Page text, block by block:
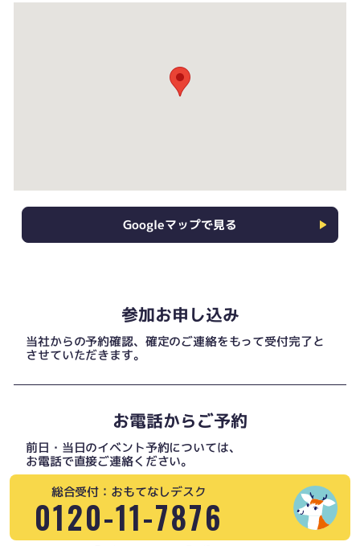
Googleマップで見る
参加お申し込み
当社からの予約確認、確定のご連絡をもって受付完了と
させていただきます。
お電話からご予約
前日・当日のイベント予約については、
お電話で直接ご連絡ください。
総合受付：おもてなしデスク
0120-11-7876